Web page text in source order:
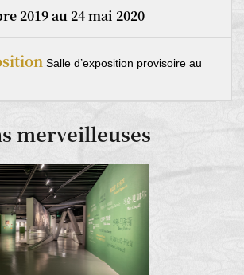
2019 au 24 mai 2020
Salle d’exposition provisoire au
merveilleuses